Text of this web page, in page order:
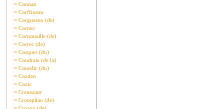
¤ Connan
¤ Corffineau
¤ Corguezen (de)
¤ Cornec
¤ Cornouaille (de)
¤ Correc (de)
¤ Cosquer (du)
¤ Coudraie (de la)
¤ Couedic (du)
¤ Cozden
¤ Cozic
¤ Crenezant
¤ Croespilau (de)